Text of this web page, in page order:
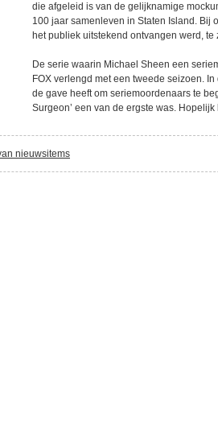
die afgeleid is van de gelijknamige
100 jaar samenleven in Staten Island. Bij
het publiek uitstekend ontvangen werd, te
De serie waarin Michael Sheen een
FOX verlengd met een tweede seizoen.
de gave heeft om seriemoordenaars te
Surgeon’ een van de ergste was.
nieuwsitems